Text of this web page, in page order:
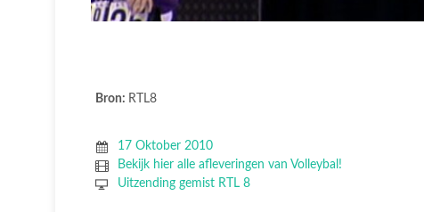
Bron: RTL8
17 Oktober 2010
Bekijk hier alle afleveringen van Volleybal!
Uitzending gemist RTL 8